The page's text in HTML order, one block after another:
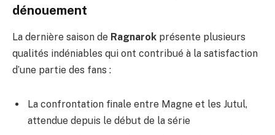
dénouement
La dernière saison de Ragnarok présente plusieurs
qualités indéniables qui ont contribué à la satisfaction
d’une partie des fans :
La confrontation finale entre Magne et les Jutul,
attendue depuis le début de la série